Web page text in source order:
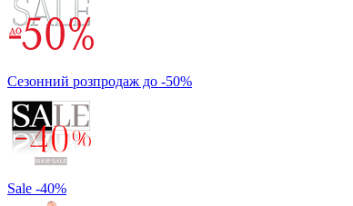
Сезонний розпродаж до -50%
Sale -40%